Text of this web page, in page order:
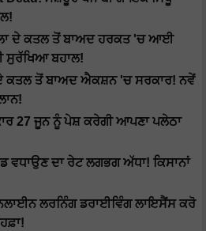
ਦੇ ਕਤਲ ਤੋਂ ਬਾਅਦ ਹਰਕਤ 'ਚ ਆਈ
ਸੁਰੱਖਿਆ ਬਹਾਲ!
ਕਤਲ ਤੋਂ ਬਾਅਦ ਐਕਸ਼ਨ 'ਚ ਸਰਕਾਰ! ਨਵੇਂ
27 ਜੂਨ ਨੂੰ ਪੇਸ਼ ਕਰੇਗੀ ਆਪਣਾ ਪਲੇਠਾ
ਵਧਾਉਣ ਦਾ ਰੇਟ ਲਗਭਗ ਅੱਧਾ! ਕਿਸਾਨਾਂ
ਲਰਨਿੰਗ ਡਰਾਈਵਿੰਗ ਲਾਇਸੈਂਸ ਕਰੋ